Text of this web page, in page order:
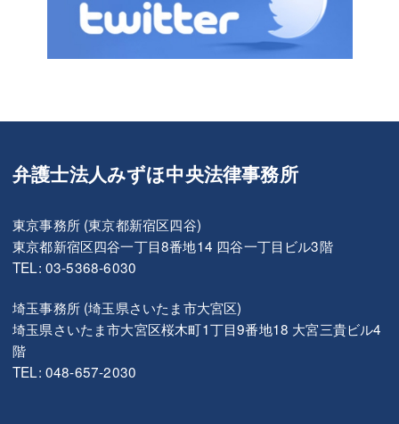
弁護士法人みずほ中央法律事務所
東京事務所 (東京都新宿区四谷)
東京都新宿区四谷一丁目8番地14 四谷一丁目ビル3階
TEL: 03-5368-6030
埼玉事務所 (埼玉県さいたま市大宮区)
埼玉県さいたま市大宮区桜木町1丁目9番地18 大宮三貴ビル4
階
TEL: 048-657-2030